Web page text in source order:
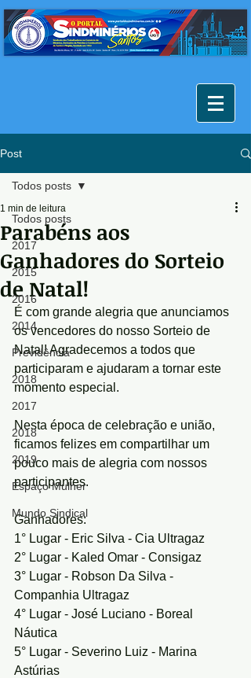
Post
Todos posts
2017
2015
2016
2014
Previdência
2018
2017
2018
2019
Espaço Mulher
Mundo Sindical
Todos posts
Parabéns aos
Ganhadores do Sorteio
de Natal!
1 min de leitura
É com grande alegria que anunciamos
os vencedores do nosso Sorteio de
Natal! Agradecemos a todos que
participaram e ajudaram a tornar este
momento especial.
Nesta época de celebração e união,
ficamos felizes em compartilhar um
pouco mais de alegria com nossos
participantes.
Ganhadores:
1° Lugar - Eric Silva - Cia Ultragaz
2° Lugar - Kaled Omar - Consigaz
3° Lugar - Robson Da Silva -
Companhia Ultragaz
4° Lugar - José Luciano - Boreal
Náutica
5° Lugar - Severino Luiz - Marina
Astúrias